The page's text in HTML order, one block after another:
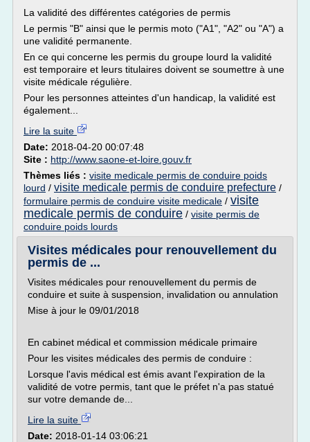
La validité des différentes catégories de permis
Le permis "B" ainsi que le permis moto ("A1", "A2" ou "A") a
une validité permanente.
En ce qui concerne les permis du groupe lourd la validité
est temporaire et leurs titulaires doivent se soumettre à une
visite médicale régulière.
Pour les personnes atteintes d'un handicap, la validité est
également...
Lire la suite
Date: 2018-04-20 00:07:48
Site : http://www.saone-et-loire.gouv.fr
Thèmes liés : visite medicale permis de conduire poids
lourd / visite medicale permis de conduire prefecture /
formulaire permis de conduire visite medicale / visite
medicale permis de conduire / visite permis de
conduire poids lourds
Visites médicales pour renouvellement du
permis de ...
Visites médicales pour renouvellement du permis de
conduire et suite à suspension, invalidation ou annulation
Mise à jour le 09/01/2018
En cabinet médical et commission médicale primaire
Pour les visites médicales des permis de conduire :
Lorsque l'avis médical est émis avant l'expiration de la
validité de votre permis, tant que le préfet n'a pas statué
sur votre demande de...
Lire la suite
Date: 2018-01-14 03:06:21